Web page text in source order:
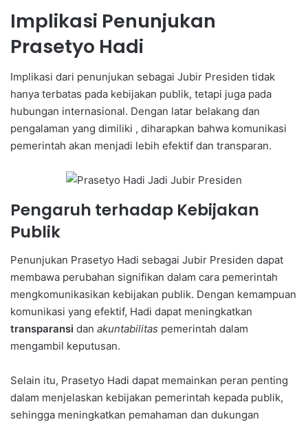
Implikasi Penunjukan
Prasetyo Hadi
Implikasi dari penunjukan sebagai Jubir Presiden tidak
hanya terbatas pada kebijakan publik, tetapi juga pada
hubungan internasional. Dengan latar belakang dan
pengalaman yang dimiliki , diharapkan bahwa komunikasi
pemerintah akan menjadi lebih efektif dan transparan.
Pengaruh terhadap Kebijakan
Publik
Penunjukan Prasetyo Hadi sebagai Jubir Presiden dapat
membawa perubahan signifikan dalam cara pemerintah
mengkomunikasikan kebijakan publik. Dengan kemampuan
komunikasi yang efektif, Hadi dapat meningkatkan
transparansi dan akuntabilitas pemerintah dalam
mengambil keputusan.
Selain itu, Prasetyo Hadi dapat memainkan peran penting
dalam menjelaskan kebijakan pemerintah kepada publik,
sehingga meningkatkan pemahaman dan dukungan